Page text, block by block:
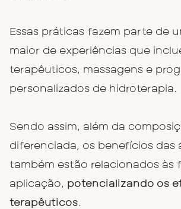
Essas práticas fazem parte de
maior de experiências que
terapêuticos, massagens e
personalizados de hidroterapia.
Sendo assim, além da
diferenciada, os benefícios das
também estão relacionados às
aplicação, potencializando os
terapêuticos.